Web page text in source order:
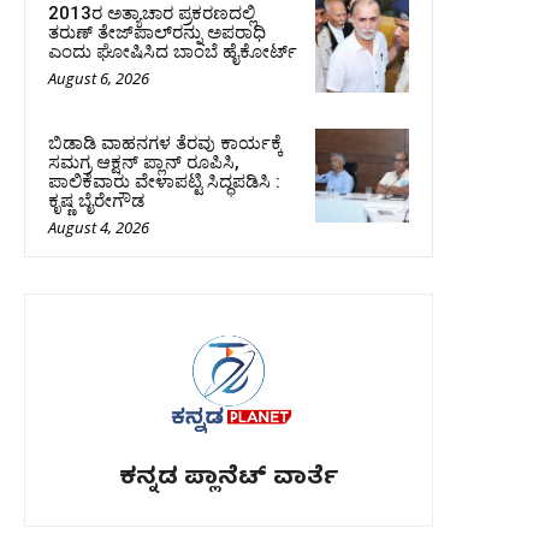
2013ರ ಅತ್ಯಾಚಾರ ಪ್ರಕರಣದಲ್ಲಿ
ತರುಣ್ ತೇಜ್‌ಪಾಲ್‌ರನ್ನು ಅಪರಾಧಿ
ಎಂದು ಘೋಷಿಸಿದ ಬಾಂಬೆ ಹೈಕೋರ್ಟ್
August 6, 2026
ಬಿಡಾಡಿ ವಾಹನಗಳ ತೆರವು ಕಾರ್ಯಕ್ಕೆ
ಸಮಗ್ರ ಆಕ್ಷನ್ ಪ್ಲಾನ್ ರೂಪಿಸಿ,
ಪಾಲಿಕೆವಾರು ವೇಳಾಪಟ್ಟಿ ಸಿದ್ಧಪಡಿಸಿ :
ಕೃಷ್ಣ ಬೈರೇಗೌಡ
August 4, 2026
ಕನ್ನಡ ಪ್ಲಾನೆಟ್ ವಾರ್ತೆ